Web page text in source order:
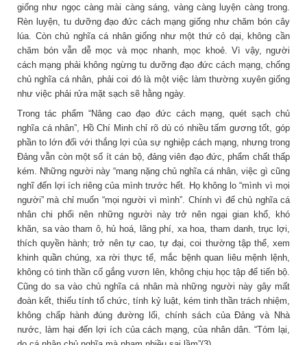
giống như ngọc càng mài càng sáng, vàng càng luyện càng trong.
Rèn luyện, tu dưỡng đạo đức cách mạng giống như chăm bón cây
lúa. Còn chủ nghĩa cá nhân giống như một thứ cỏ dại, không cần
chăm bón vẫn dễ mọc và mọc nhanh, mọc khoẻ. Vì vậy, người
cách mạng phải không ngừng tu dưỡng đạo đức cách mạng, chống
chủ nghĩa cá nhân, phải coi đó là một việc làm thường xuyên giống
như việc phải rửa mặt sạch sẽ hằng ngày.
Trong tác phẩm “Nâng cao đạo đức cách mạng, quét sạch chủ
nghĩa cá nhân”, Hồ Chí Minh chỉ rõ dù có nhiều tấm gương tốt, góp
phần to lớn đối với thắng lợi của sự nghiệp cách mạng, nhưng trong
Đảng vẫn còn một số ít cán bộ, đảng viên đạo đức, phẩm chất thấp
kém. Những người này “mang nặng chủ nghĩa cá nhân, việc gì cũng
nghĩ đến lợi ích riêng của mình trước hết. Họ không lo “mình vì mọi
người” mà chỉ muốn “mọi người vì mình”. Chính vì để chủ nghĩa cá
nhân chi phối nên những người này trở nên ngại gian khổ, khó
khăn, sa vào tham ô, hủ hoá, lãng phí, xa hoa, tham danh, trục lợi,
thích quyền hành; trở nên tự cao, tự đại, coi thường tập thể, xem
khinh quần chúng, xa rời thực tế, mắc bệnh quan liêu mệnh lệnh,
không có tinh thần cố gắng vươn lên, không chịu học tập để tiến bộ.
Cũng do sa vào chủ nghĩa cá nhân mà những người này gây mất
đoàn kết, thiếu tính tổ chức, tính kỷ luật, kém tinh thần trách nhiệm,
không chấp hành đúng đường lối, chính sách của Đảng và Nhà
nước, làm hại đến lợi ích của cách mạng, của nhân dân. “Tóm lại,